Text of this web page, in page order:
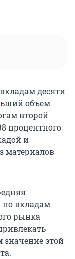
десяти
объем
второй
процентного
и
материалов
по вкладам
рынка
значение этой